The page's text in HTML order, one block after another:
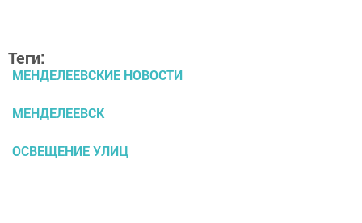
Теги:
МЕНДЕЛЕЕВСКИЕ НОВОСТИ
МЕНДЕЛЕЕВСК
ОСВЕЩЕНИЕ УЛИЦ